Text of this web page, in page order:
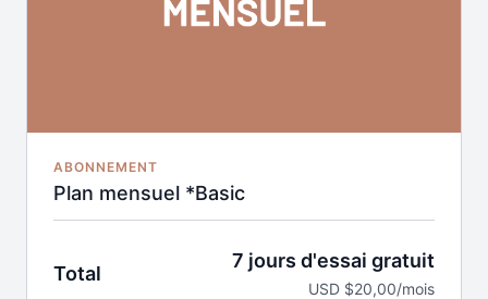
ABONNEMENT
Plan mensuel *Basic
Total
7 jours d'essai gratuit
USD $20,00/mois